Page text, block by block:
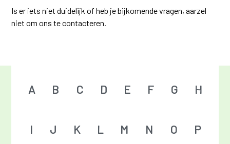
Is er iets niet duidelijk of heb je bijkomende vragen, aarzel
niet om ons te contacteren.
A B C D E F G H
I J K L M N O P